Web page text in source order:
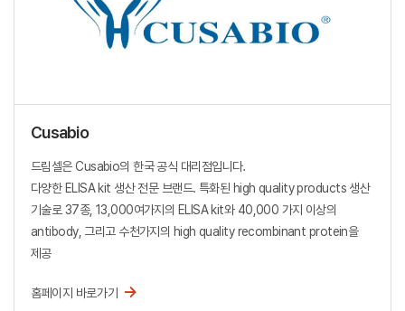
Cusabio
드림셀은 Cusabio의 한국 공식 대리점입니다.
다양한 ELISA kit 생산 전문 브랜드. 특화된 high quality products 생산
기술로 37종, 13,000여가지의 ELISA kit와 40,000 가지 이상의
antibody, 그리고 수천가지의 high quality recombinant protein을
제공
홈페이지 바로가기 →